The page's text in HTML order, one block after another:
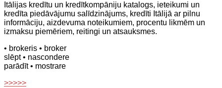
Itālijas kredītu un kredītkompāniju katalogs, ieteikumi un
kredīta piedāvājumu salīdzinājums, kredīti Itālijā ar pilnu
informāciju, aizdevuma noteikumiem, procentu likmēm un
izmaksu piemēriem, reitingi un atsauksmes.
• brokeris • broker
slēpt• nascondere
parādīt• mostrare
>>>>>